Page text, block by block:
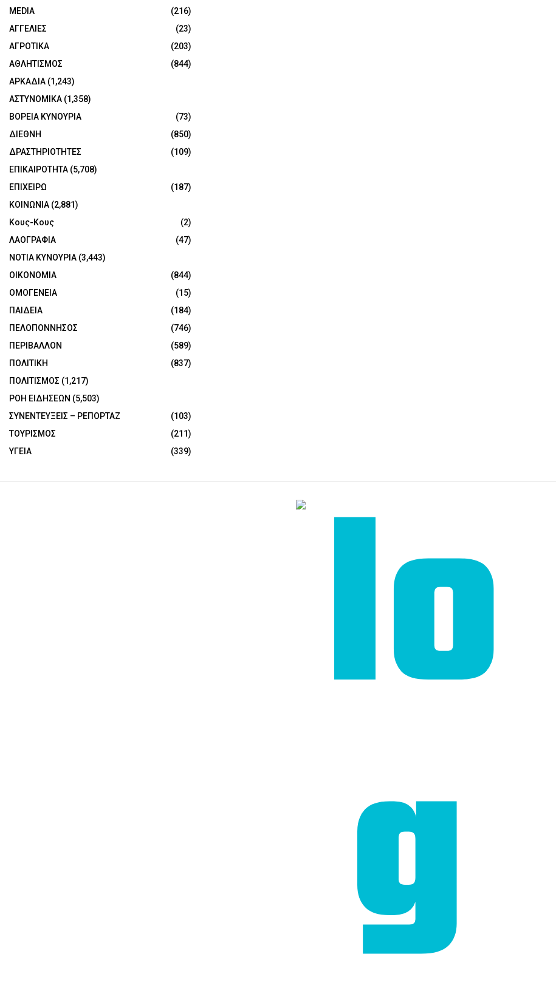
MEDIA
(216)
ΑΓΓΕΛΙΕΣ
(23)
ΑΓΡΟΤΙΚΑ
(203)
ΑΘΛΗΤΙΣΜΟΣ
(844)
ΑΡΚΑΔΙΑ (1,243)
ΑΣΤΥΝΟΜΙΚΑ (1,358)
ΒΟΡΕΙΑ ΚΥΝΟΥΡΙΑ
(73)
ΔΙΕΘΝΗ
(850)
ΔΡΑΣΤΗΡΙΟΤΗΤΕΣ
(109)
ΕΠΙΚΑΙΡΟΤΗΤΑ (5,708)
ΕΠΙΧΕΙΡΩ
(187)
ΚΟΙΝΩΝΙΑ (2,881)
Κους-Κους
(2)
ΛΑΟΓΡΑΦΙΑ
(47)
ΝΟΤΙΑ ΚΥΝΟΥΡΙΑ (3,443)
ΟΙΚΟΝΟΜΙΑ
(844)
ΟΜΟΓΕΝΕΙΑ
(15)
ΠΑΙΔΕΙΑ
(184)
ΠΕΛΟΠΟΝΝΗΣΟΣ
(746)
ΠΕΡΙΒΑΛΛΟΝ
(589)
ΠΟΛΙΤΙΚΗ
(837)
ΠΟΛΙΤΙΣΜΟΣ (1,217)
ΡΟΗ ΕΙΔΗΣΕΩΝ (5,503)
ΣΥΝΕΝΤΕΥΞΕΙΣ – ΡΕΠΟΡΤΑΖ
(103)
ΤΟΥΡΙΣΜΟΣ
(211)
ΥΓΕΙΑ
(339)